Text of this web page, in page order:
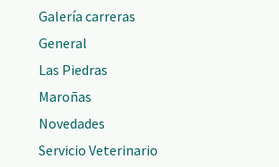
Galería carreras
General
Las Piedras
Maroñas
Novedades
Servicio Veterinario